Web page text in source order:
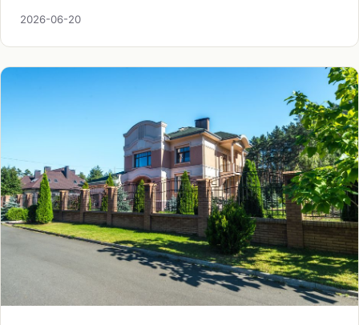
协助您在踏出第一步前，先看懂整盘棋。
2026-06-20